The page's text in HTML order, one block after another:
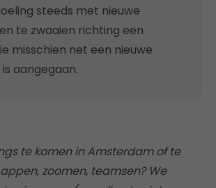
steeds met nieuwe
te zwaaien richting een
misschien net een nieuwe
aangegaan.
te komen in Amsterdam of te
zoomen, teamsen? We